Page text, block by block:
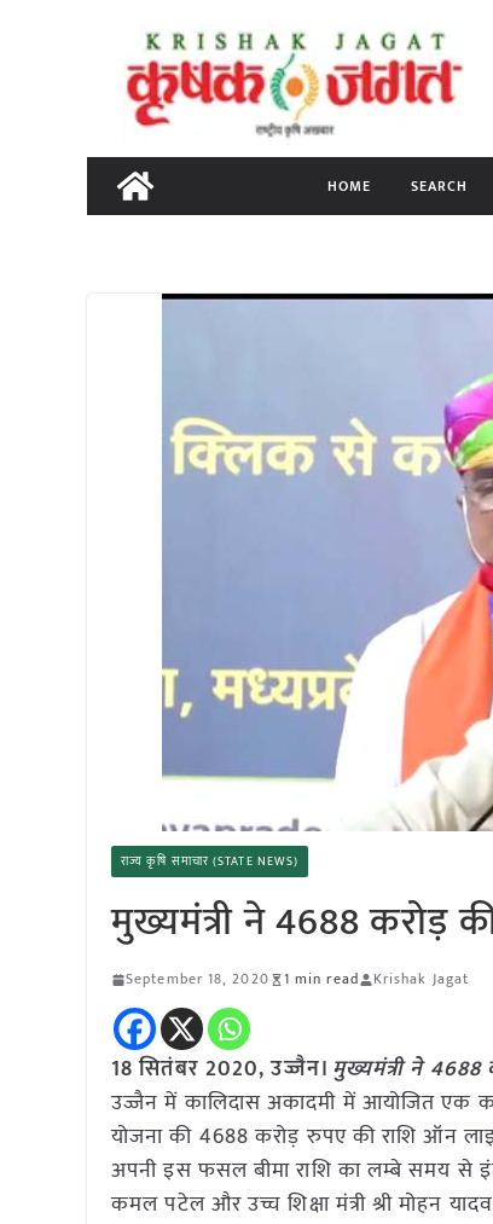
content
HOME SEARCH
राज्य कृषि समाचार (STATE NEWS)
मुख्यमंत्री ने 4688 करोड़
September 18, 2020 1 min read Krishak Jagat
18 सितंबर 2020, उज्जैन। मुख्यमंत्री ने
उज्जैन में कालिदास अकादमी में आयोजित एक
योजना की 4688 करोड़ रुपए की राशि ऑन
अपनी इस फसल बीमा राशि का लम्बे समय से
कमल पटेल और उच्च शिक्षा मंत्री श्री मोहन